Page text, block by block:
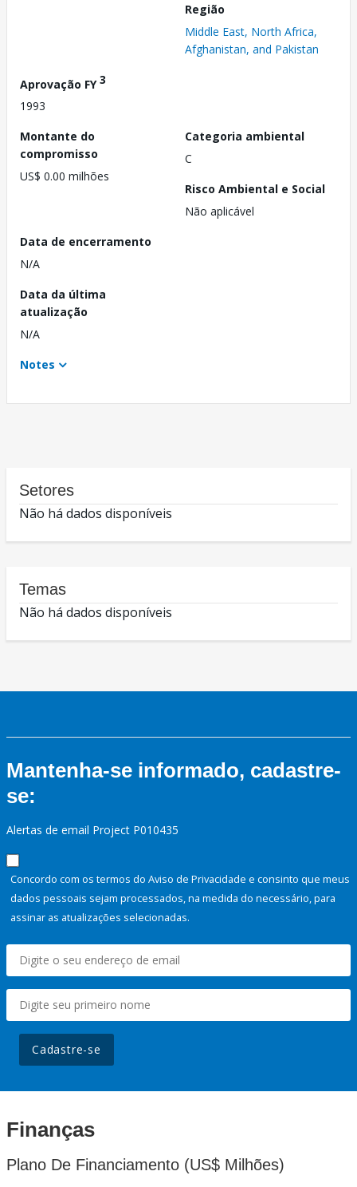
Região
Middle East, North Africa,
Afghanistan, and Pakistan
Aprovação FY3
1993
Montante do
compromisso
US$ 0.00 milhões
Categoria ambiental
C
Risco Ambiental e Social
Não aplicável
Data de encerramento
N/A
Data da última
atualização
N/A
Notes
Setores
Não há dados disponíveis
Temas
Não há dados disponíveis
Mantenha-se informado, cadastre-
se:
Alertas de email Project P010435
Concordo com os termos do Aviso de Privacidade e consinto que meus
dados pessoais sejam processados, na medida do necessário, para
assinar as atualizações selecionadas.
Cadastre-se
Finanças
Plano De Financiamento (US$ Milhões)